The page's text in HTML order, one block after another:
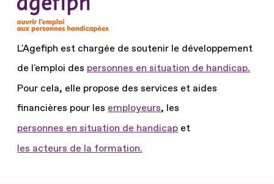
L'Agefiph est chargée de soutenir le développement
de l'emploi des personnes en situation de handicap.
Pour cela, elle propose des services et aides
financières pour les employeurs, les
personnes en situation de handicap et
les acteurs de la formation.